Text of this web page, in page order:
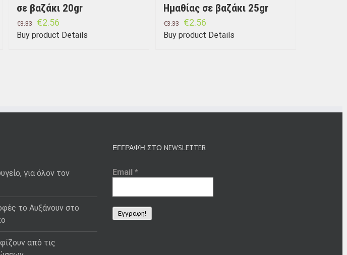
σε βαζάκι 20gr
€3.33 €2.56
Buy product Details
Ημαθίας σε βαζάκι 25gr
€3.33 €2.56
Buy product Details
για όλον τον
το Αυξάνουν στο
από τις
ΕΓΓΡΑΦΉ ΣΤΟ NEWSLETTER
Email*